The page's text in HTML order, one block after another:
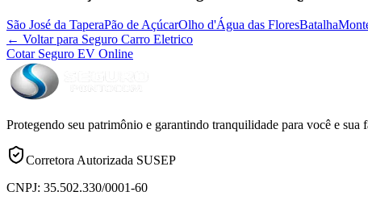
São José da TaperaPão de AçúcarOlho d'Água das FloresBatalha
← Voltar para Seguro Carro Eletrico
Cotar Seguro EV Online
Protegendo seu patrimônio e garantindo tranquilidade para você e sua
Corretora Autorizada SUSEP
CNPJ: 35.502.330/0001-60